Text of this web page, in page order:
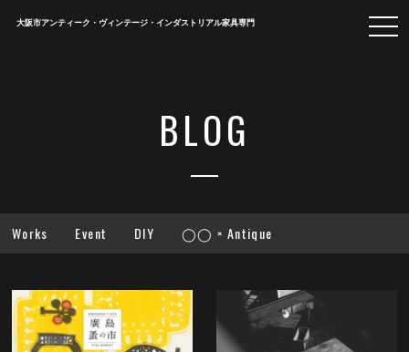
大阪市アンティーク・ヴィンテージ・インダストリアル家具専門
BLOG
Works Event DIY ◯◯ × Antique